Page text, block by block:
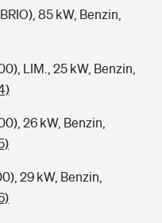
85 kW, Benzin,
LIM., 25 kW, Benzin,
26 kW, Benzin,
29 kW, Benzin,